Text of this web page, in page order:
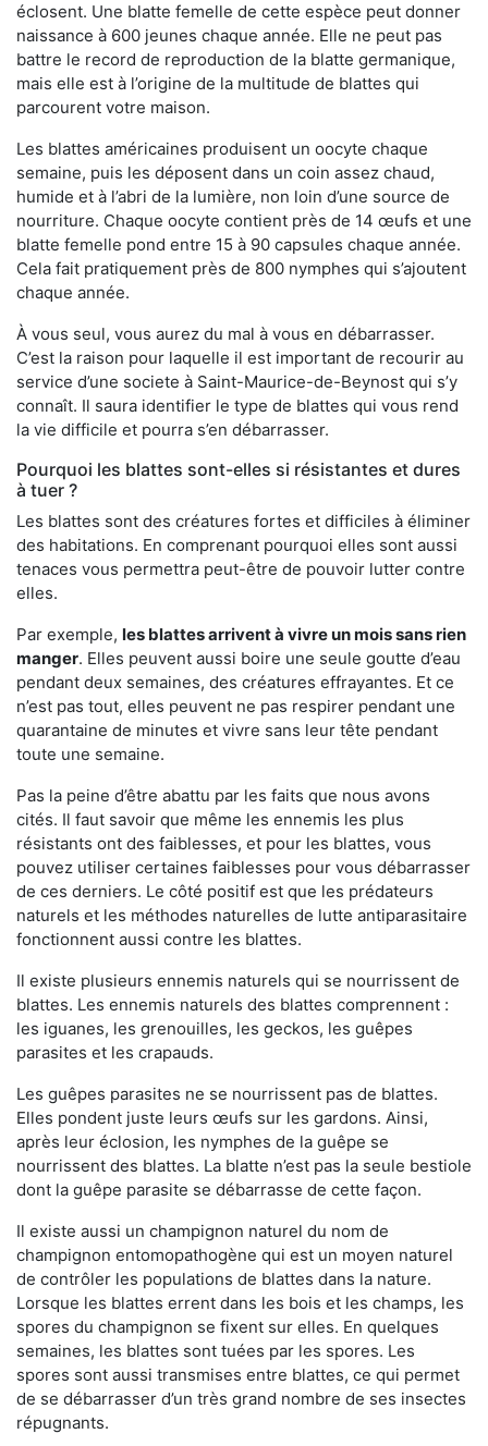
éclosent. Une blatte femelle de cette espèce peut donner
naissance à 600 jeunes chaque année. Elle ne peut pas
battre le record de reproduction de la blatte germanique,
mais elle est à l’origine de la multitude de blattes qui
parcourent votre maison.
Les blattes américaines produisent un oocyte chaque
semaine, puis les déposent dans un coin assez chaud,
humide et à l’abri de la lumière, non loin d’une source de
nourriture. Chaque oocyte contient près de 14 œufs et une
blatte femelle pond entre 15 à 90 capsules chaque année.
Cela fait pratiquement près de 800 nymphes qui s’ajoutent
chaque année.
À vous seul, vous aurez du mal à vous en débarrasser.
C’est la raison pour laquelle il est important de recourir au
service d’une societe à Saint-Maurice-de-Beynost qui s’y
connaît. Il saura identifier le type de blattes qui vous rend
la vie difficile et pourra s’en débarrasser.
Pourquoi les blattes sont-elles si résistantes et dures
à tuer ?
Les blattes sont des créatures fortes et difficiles à éliminer
des habitations. En comprenant pourquoi elles sont aussi
tenaces vous permettra peut-être de pouvoir lutter contre
elles.
Par exemple, les blattes arrivent à vivre un mois sans rien
manger. Elles peuvent aussi boire une seule goutte d’eau
pendant deux semaines, des créatures effrayantes. Et ce
n’est pas tout, elles peuvent ne pas respirer pendant une
quarantaine de minutes et vivre sans leur tête pendant
toute une semaine.
Pas la peine d’être abattu par les faits que nous avons
cités. Il faut savoir que même les ennemis les plus
résistants ont des faiblesses, et pour les blattes, vous
pouvez utiliser certaines faiblesses pour vous débarrasser
de ces derniers. Le côté positif est que les prédateurs
naturels et les méthodes naturelles de lutte antiparasitaire
fonctionnent aussi contre les blattes.
Il existe plusieurs ennemis naturels qui se nourrissent de
blattes. Les ennemis naturels des blattes comprennent :
les iguanes, les grenouilles, les geckos, les guêpes
parasites et les crapauds.
Les guêpes parasites ne se nourrissent pas de blattes.
Elles pondent juste leurs œufs sur les gardons. Ainsi,
après leur éclosion, les nymphes de la guêpe se
nourrissent des blattes. La blatte n’est pas la seule bestiole
dont la guêpe parasite se débarrasse de cette façon.
Il existe aussi un champignon naturel du nom de
champignon entomopathogène qui est un moyen naturel
de contrôler les populations de blattes dans la nature.
Lorsque les blattes errent dans les bois et les champs, les
spores du champignon se fixent sur elles. En quelques
semaines, les blattes sont tuées par les spores. Les
spores sont aussi transmises entre blattes, ce qui permet
de se débarrasser d’un très grand nombre de ses insectes
répugnants.